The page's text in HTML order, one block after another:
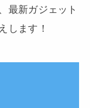
最新ガジェット
します！